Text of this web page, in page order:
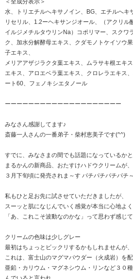
＜全成分表示＞
水、トリエチルへキサノイン、BG、エチルへキ
リセリル、1.2ーヘキサンジオール、（アクリル
イルジメチルタウリンNa）コポリマー、スクワ
ク、加水分解酵母エキス、クダモノトケイソウ
子エキス、
メリアアザジラクタ葉エキス、ムラサキ根エキ
エキス、アロエベラ葉エキス、クロレラエキス
ート60、フェノキシエタノール
ーーーーーーーーーーーーーーーーーーーー
みなさん感謝してます♪
斎藤一人さんの一番弟子・柴村恵美子です(^^)
すでに、みなさまの間でも話題になっているか
まるかんの新商品、おたすけハドウクリームが、
３月下旬頃に発売されま～す パチパチパチパチ
私もひと足お先に試させていただきましたが、
スーッと肌になじんでいく感覚が本当に心地よく
「あ、これこそ波動なのかな」って思わず感じ
クリームの色味は少しグレー
最初はちょっとビックリするかもしれませんが、
これは、富士山のマグマパウダー（火成岩）を
亜鉛・カリウム・マグネシウム・リンなど３０